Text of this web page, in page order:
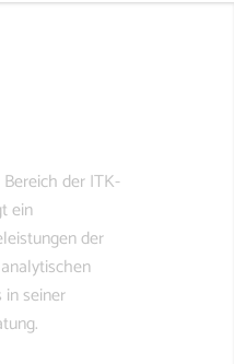
der ITK-
ein
der
seiner